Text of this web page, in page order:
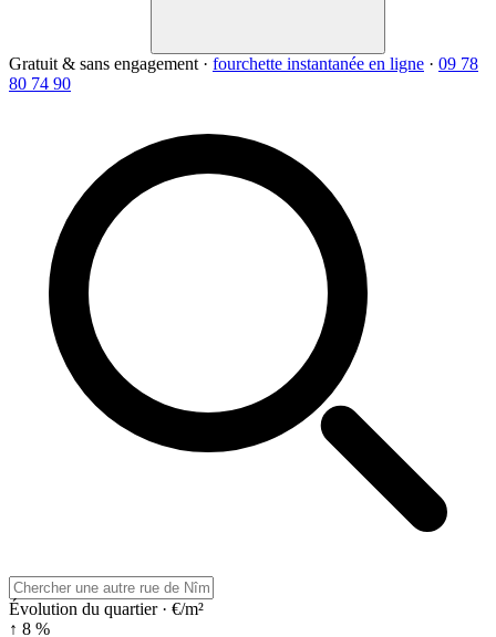
Gratuit & sans engagement · fourchette instantanée en ligne · 09 78
80 74 90
Évolution du quartier · €/m²
↑ 8 %